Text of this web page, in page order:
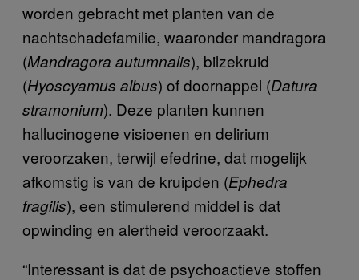
worden gebracht met planten van de
nachtschadefamilie, waaronder mandragora
(Mandragora autumnalis), bilzekruid
(Hyoscyamus albus) of doornappel (Datura
stramonium). Deze planten kunnen
hallucinogene visioenen en delirium
veroorzaken, terwijl efedrine, dat mogelijk
afkomstig is van de kruipden (Ephedra
fragilis), een stimulerend middel is dat
opwinding en alertheid veroorzaakt.
“Interessant is dat de psychoactieve stoffen